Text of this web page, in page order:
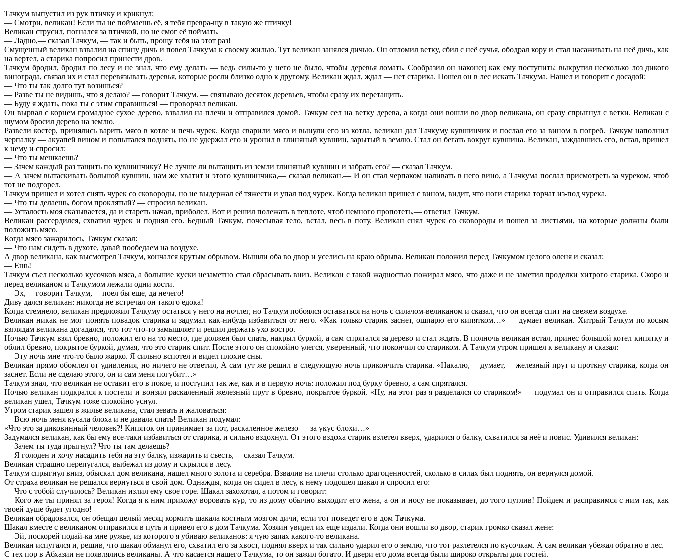
Тачкум выпустил из рук птичку и крикнул:
— Смотри, великан! Если ты не поймаешь её, я тебя превра-щу в такую же птичку!
Великан струсил, погнался за птичкой, но не смог её поймать.
— Ладно,— сказал Тачкум, — так и быть, прощу тебя на этот раз!
Смущенный великан взвалил иа спину дичь и повел Тачкума к своему жилью. Тут великан занялся дичью. Он отломил ветку, сбил с неё сучья, ободрал кору и стал насаживать на неё дичь, как
на вертел, а старика попросил принести дров.
Тачкум бродил, бродил по лесу и не знал, что ему делать — ведь силы-то у него не было, чтобы деревья ломать. Сообразил он наконец как ему поступить: выкрутил несколько лоз дикого
винограда, связал их и стал перевязывать деревья, которые росли близко одно к другому. Великан ждал, ждал — нет старика. Пошел он в лес искать Тачкума. Нашел и говорит с досадой:
— Что ты так долго тут возишься?
— Разве ты не видишь, что я делаю? — говорит Тачкум. — связываю десяток деревьев, чтобы сразу их перетащить.
— Буду я ждать, пока ты с этим справишься! — проворчал великан.
Он вырвал с корнем громадное сухое дерево, взвалил на плечи и отправился домой. Тачкум сел на ветку дерева, а когда они вошли во двор великана, он сразу спрыгнул с ветки. Великан с
шумом бросил дерево на землю.
Развели костер, принялись варить мясо в котле и печь чурек. Когда сварили мясо и вынули его из котла, великан дал Тачкуму кувшинчик и послал его за вином в погреб. Тачкум наполнил
черпалку — акуапей вином и попытался поднять, но не удержал его и уронил в глиняный кувшин, зарытый в землю. Стал он бегать вокруг кувшина. Великан, заждавшись его, встал, пришел
к нему и спросил:
— Что ты мешкаешь?
— Зачем каждый раз тащить по кувшинчику? Не лучше ли вытащить из земли глиняный кувшин и забрать его? — сказал Тачкум.
— А зачем вытаскивать большой кувшин, нам же хватит и этого кувшинчика,— сказал великан.— И он стал черпаком наливать в него вино, а Тачкума послал присмотреть за чуреком, чтоб
тот не подгорел.
Тачкум пришел и хотел снять чурек со сковороды, но не выдержал её тяжести и упал под чурек. Когда великан пришел с вином, видит, что ноги старика торчат из-под чурека.
— Что ты делаешь, богом проклятый? — спросил великан.
— Усталость моя сказывается, да и стареть начал, приболел. Вот и решил полежать в теплоте, чтоб немного пропотеть,— ответил Тачкум.
Великан рассердился, схватил чурек и поднял его. Бедный Тачкум, почесывая тело, встал, весь в поту. Великан снял чурек со сковороды и пошел за листьями, на которые должны были
положить мясо.
Когда мясо зажарилось, Тачкум сказал:
— Что нам сидеть в духоте, давай пообедаем на воздухе.
А двор великана, как высмотрел Тачкум, кончался крутым обрывом. Вышли оба во двор и уселись на краю обрыва. Великан положил перед Тачкумом целого оленя и сказал:
— Ешь!
Тачкум съел несколько кусочков мяса, а большие куски незаметно стал сбрасывать вниз. Великан с такой жадностью пожирал мясо, что даже и не заметил проделки хитрого старика. Скоро и
перед великаном и Тачкумом лежали одни кости.
— Эх,— говорит Тачкум,— поел бы еще, да нечего!
Диву дался великан: никогда не встречал он такого едока!
Когда стемнело, великан предложил Тачкуму остаться у него на ночлег, но Тачкум побоялся оставаться на ночь с силачом-великаном и сказал, что он всегда спит на свежем воздухе.
Великан никак не мог понять повадок старика и задумал как-нибудь избавиться от него. «Как только старик заснет, ошпарю его кипятком…» — думает великан. Хитрый Тачкум по косым
взглядам великана догадался, что тот что-то замышляет и решил держать ухо востро.
Ночью Тачкум взял бревно, положил его на то место, где должен был спать, накрыл буркой, а сам спрятался за дерево и стал ждать. В полночь великан встал, принес большой котел кипятку и
облил бревно, покрытое буркой, думая, что это старик спит. После этого он спокойно улегся, уверенный, что покончил со стариком. А Тачкум утром пришел к великану и сказал:
— Эту ночь мне что-то было жарко. Я сильно вспотел и видел плохие сны.
Великан прямо обомлел от удивления, но ничего не ответил, А сам тут же решил в следующую ночь прикончить старика. «Накалю,— думает,— железный прут и проткну старика, когда он
заснет. Если не сделаю этого, он и сам меня погубит…»
Тачкум знал, что великан не оставит его в покое, и поступил так же, как и в первую ночь: положил под бурку бревно, а сам спрятался.
Ночью великан подкрался к постели и вонзил раскаленный железный прут в бревно, покрытое буркой. «Ну, на этот раз я разделался со стариком!» — подумал он и отправился спать. Когда
великан ушел, Тачкум тоже спокойно уснул.
Утром старик зашел в жилье великана, стал зевать и жаловаться:
— Всю ночь меня кусала блоха и не давала спать! Великан подумал:
«Что это за диковинный человек?! Кипяток он принимает за пот, раскаленное железо — за укус блохи…»
Задумался великан, как бы ему все-таки избавиться от старика, и сильно вздохнул. От этого вздоха старик взлетел вверх, ударился о балку, схватился за неё и повис. Удивился великан:
— Зачем ты туда прыгнул? Что ты там делаешь?
— Я голоден и хочу насадить тебя на эту балку, изжарить и съесть,— сказал Тачкум.
Великан страшно перепугался, выбежал из дому и скрылся в лесу.
Тачкум спрыгнул вниз, обыскал дом великана, нашел много золота и серебра. Взвалив на плечи столько драгоценностей, сколько в силах был поднять, он вернулся домой.
От страха великан не решался вернуться в свой дом. Однажды, когда он сидел в лесу, к нему подошел шакал и спросил его:
— Что с тобой случилось? Великан излил ему свое горе. Шакал захохотал, а потом и говорит:
— Кого же ты принял за героя! Когда я к ним прихожу воровать кур, то из дому обычно выходит его жена, а он и носу не показывает, до того пуглив! Пойдем и расправимся с ним так, как
твоей душе будет угодно!
Великан обрадовался, он обещал целый месяц кормить шакала костным мозгом дичи, если тот поведет его в дом Тачкума.
Шакал вместе с великаном отправился в путь и привел его в дом Тачкума. Хозяин увидел их еще издали. Когда они вошли во двор, старик громко сказал жене:
— Эй, поскорей подай-ка мне ружье, из которого я убиваю великанов: я чую запах какого-то великана.
Великан испугался и, решив, что шакал обманул его, схватил его за хвост, поднял вверх и так сильно ударил его о землю, что тот разлетелся по кусочкам. А сам великан убежал обратно в лес.
С тех пор в Абхазии не появлялись великаны. А что касается нашего Тачкума, то он зажил богато. И двери его дома всегда были широко открыты для гостей.